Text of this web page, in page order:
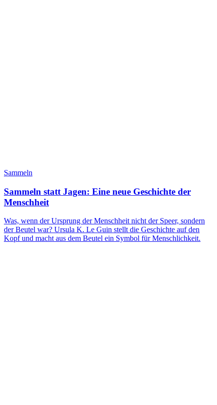
Sammeln
Sammeln statt Jagen: Eine neue Geschichte der
Menschheit
Was, wenn der Ursprung der Menschheit nicht der Speer, sondern
der Beutel war? Ursula K. Le Guin stellt die Geschichte auf den
Kopf und macht aus dem Beutel ein Symbol für Menschlichkeit.